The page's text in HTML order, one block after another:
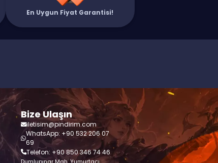
En Uygun Fiyat Garantisi!
Bize Ulaşın
iletisim@pindirim.com
WhatsApp: +90 532 206 07
69
Telefon: +90 850 346 74 46